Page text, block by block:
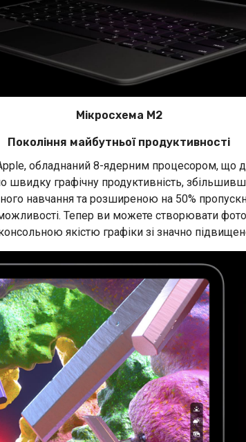
Мікросхема М2
Покоління майбутньої продуктивності
обладнаний 8-ядерним процесором, що
швидку графічну продуктивність,
навчання та розширеною на 50%
Тепер ви можете створювати
якістю графіки зі значно